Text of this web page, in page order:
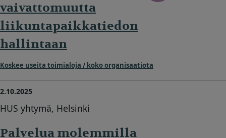
vaivattomuutta
liikuntapaikkatiedon
hallintaan
Koskee useita toimialoja / koko organisaatiota
2.10.2025
HUS yhtymä, Helsinki
Palvelua molemmilla